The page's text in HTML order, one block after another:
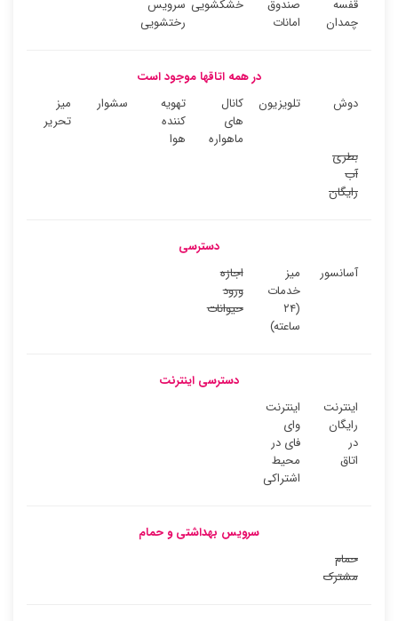
قفسه
چمدان
صندوق
امانات
خشکشویی سرویس
رختشویی
در همه اتاقها موجود است
دوش
تلویزیون
کانال
های
ماهواره
تهویه
کننده
هوا
سشوار
میز
تحریر
بطری
آب
رایگان
دسترسی
آسانسور
میز
خدمات
(۲۴
ساعته)
اجازه
ورود
حیوانات
دسترسی اینترنت
اینترنت
رایگان
در
اتاق
اینترنت
وای
فای در
محیط
اشتراکی
سرویس بهداشتی و حمام
حمام
مشترک